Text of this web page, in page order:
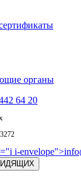
органы
64 20
i-envelope">